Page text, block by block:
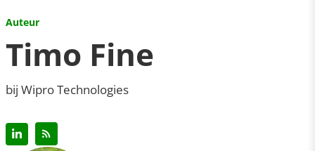
Auteur
Timo Fine
bij Wipro Technologies